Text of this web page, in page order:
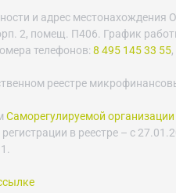
и адрес
2, помещ. П406. График
телефонов: 8 495 145 33 55,
реестре
Саморегулируемой
регистрации в реестре – с